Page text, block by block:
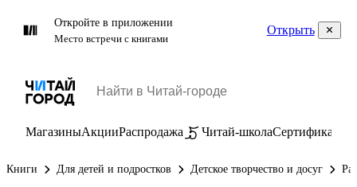
Откройте в приложении
Место встречи с книгами
Открыть
МагазиныАкцииРаспродажа Читай-школаСертификаты
Книги Для детей и подростков Детское творчество и досуг